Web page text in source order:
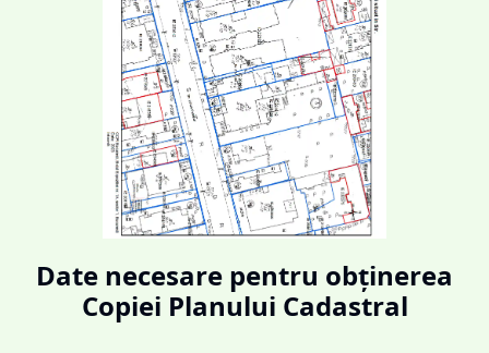
Date necesare pentru obținerea
Copiei Planului Cadastral